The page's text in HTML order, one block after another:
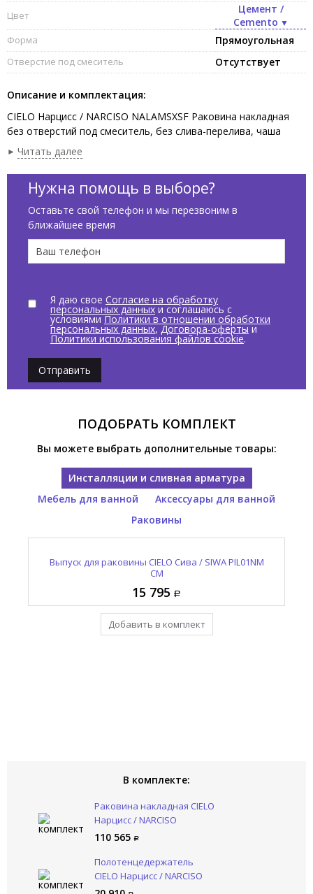
Цвет
Цемент /
Cemento
Форма Прямоугольная
Отверстие под смеситель Отсутствует
Описание и комплектация:
CIELO Нарцисс / NARCISO NALAMSXSF Раковина накладная
без отверстий под смеситель, без слива-перелива, чаша
слева,одна сторона не покрыта эмалью. В комплекте с
крепежами.Установка на столешницу, возможна подвесная
установка.Размеры:76 x 50 x 16,5 h см, цвет Цемент /
Cemento
Читать далее
Нужна помощь в выборе?
Оставьте свой телефон и мы перезвоним в
ближайшее время
Я даю свое Согласие на обработку
персональных данныхи соглашаюсь с
условиями Политики в отношении обработки
персональных данных, Договора-оферты и
Политики использования файлов cookie.
Отправить
ПОДОБРАТЬ КОМПЛЕКТ
Вы можете выбрать дополнительные товары:
Инсталляции и сливная арматура
Мебель для ванной
Аксессуары для ванной
Раковины
Выпуск для раковины CIELO Сива / SIWA PIL01NM
CM
15 795
Добавить в комплект
Консоль для раковины CIELO Нарцисс / NARCISO
NASTM NM
93 770
Уже в комплекте
Полотенцедержатель CIELO Нарцисс / NARCISO
NAPL NM
20 910
Уже в комплекте
Раковина накладная CIELO Нарцисс / NARCISO
NALAMSXSF CM
110 565
Уже в комплекте
В комплекте:
Раковина накладная CIELO
Нарцисс / NARCISO
NALAMSXSF CM
110 565
Полотенцедержатель
CIELO Нарцисс / NARCISO
NAPL NM